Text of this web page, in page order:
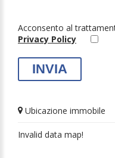
Acconsento al
Privacy Policy
Ubicazione immobile
Invalid data map!